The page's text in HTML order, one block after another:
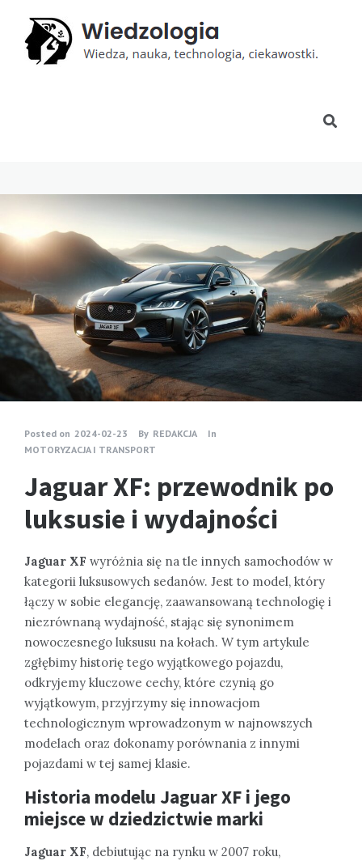
Posted on 2024-02-23 By REDAKCJA
In
MOTORYZACJA I TRANSPORT
Jaguar XF: przewodnik po
luksusie i wydajności
Jaguar XF wyróżnia się na tle innych samochodów w
kategorii luksusowych sedanów. Jest to model, który
łączy w sobie elegancję, zaawansowaną technologię i
niezrównaną wydajność, stając się synonimem
nowoczesnego luksusu na kołach. W tym artykule
zgłębimy historię tego wyjątkowego pojazdu,
odkryjemy kluczowe cechy, które czynią go
wyjątkowym, przyjrzymy się innowacjom
technologicznym wprowadzonym w najnowszych
modelach oraz dokonamy porównania z innymi
pojazdami w tej samej klasie.
Historia modelu Jaguar XF i jego
miejsce w dziedzictwie marki
Jaguar XF, debiutując na rynku w 2007 roku,